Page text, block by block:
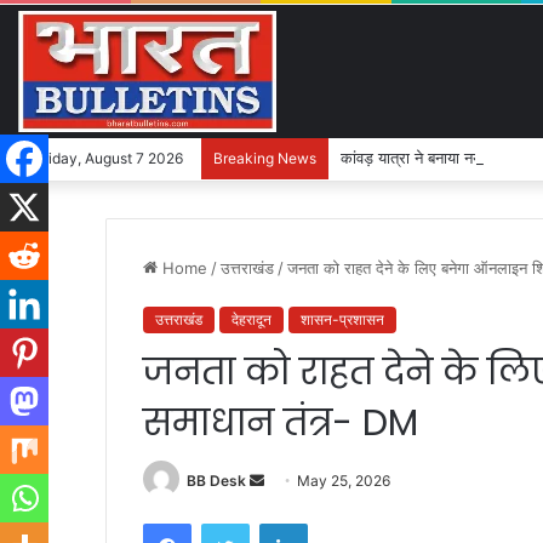
Friday, August 7 2026 Breaking News कांवड़ यात्रा ने बनाया नया
Home /उत्तराखंड /जनता को राहत देने के लिए बनेगा ऑनलाइन
उत्तराखंड देहरादून शासन-प्रशासन
जनता को राहत देने के
समाधान तंत्र- DM
BB Desk May 25, 2026